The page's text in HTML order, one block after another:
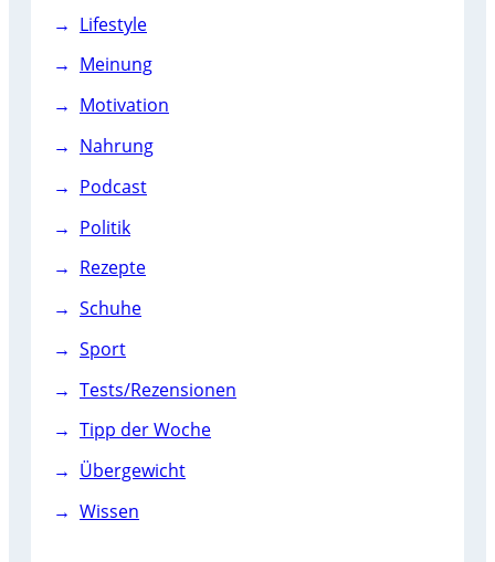
Lifestyle
Meinung
Motivation
Nahrung
Podcast
Politik
Rezepte
Schuhe
Sport
Tests/Rezensionen
Tipp der Woche
Übergewicht
Wissen